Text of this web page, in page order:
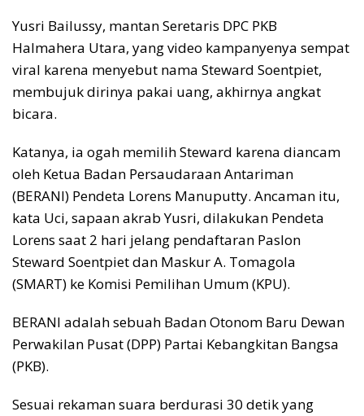
Yusri Bailussy, mantan Seretaris DPC PKB
Halmahera Utara, yang video kampanyenya sempat
viral karena menyebut nama Steward Soentpiet,
membujuk dirinya pakai uang, akhirnya angkat
bicara.
Katanya, ia ogah memilih Steward karena diancam
oleh Ketua Badan Persaudaraan Antariman
(BERANI) Pendeta Lorens Manuputty. Ancaman itu,
kata Uci, sapaan akrab Yusri, dilakukan Pendeta
Lorens saat 2 hari jelang pendaftaran Paslon
Steward Soentpiet dan Maskur A. Tomagola
(SMART) ke Komisi Pemilihan Umum (KPU).
BERANI adalah sebuah Badan Otonom Baru Dewan
Perwakilan Pusat (DPP) Partai Kebangkitan Bangsa
(PKB).
Sesuai rekaman suara berdurasi 30 detik yang